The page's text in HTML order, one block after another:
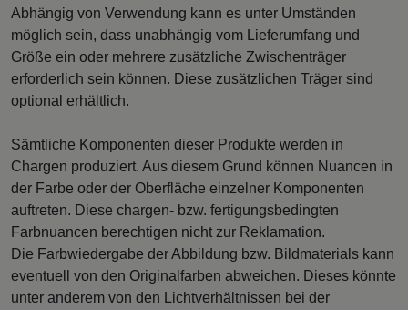
Abhängig von Verwendung kann es unter Umständen
möglich sein, dass unabhängig vom Lieferumfang und
Größe ein oder mehrere zusätzliche Zwischenträger
erforderlich sein können. Diese zusätzlichen Träger sind
optional erhältlich.
Sämtliche Komponenten dieser Produkte werden in
Chargen produziert. Aus diesem Grund können Nuancen in
der Farbe oder der Oberfläche einzelner Komponenten
auftreten. Diese chargen- bzw. fertigungsbedingten
Farbnuancen berechtigen nicht zur Reklamation.
Die Farbwiedergabe der Abbildung bzw. Bildmaterials kann
eventuell von den Originalfarben abweichen. Dieses könnte
unter anderem von den Lichtverhältnissen bei der